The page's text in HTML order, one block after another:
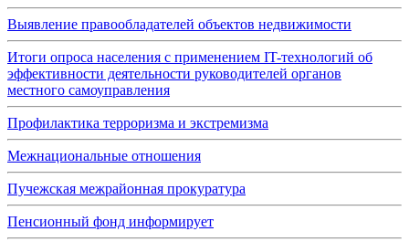
Выявление правообладателей объектов недвижимости
Итоги опроса населения с применением IT-технологий об
эффективности деятельности руководителей органов
местного самоуправления
Профилактика терроризма и экстремизма
Межнациональные отношения
Пучежская межрайонная прокуратура
Пенсионный фонд информирует